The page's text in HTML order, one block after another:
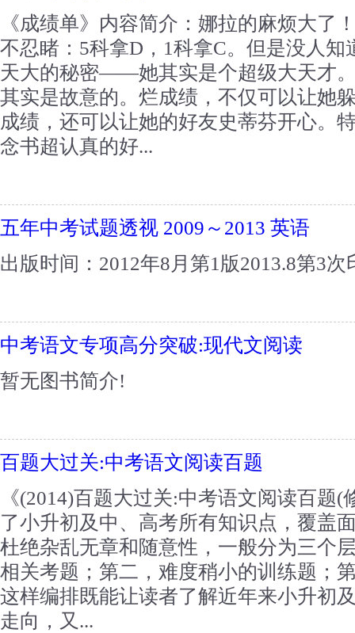
《成绩单》内容简介：娜拉的麻烦大了
不忍睹：5科拿D，1科拿C。但是没人
天大的秘密——她其实是个超级大天才
其实是故意的。烂成绩，不仅可以让她
成绩，还可以让她的好友史蒂芬开心。
念书超认真的好...
五年中考试题透视 2009～2013 英语
出版时间：2012年8月第1版2013.8第3次
中考语文专项高分突破:现代文阅读
暂无图书简介!
百题大过关:中考语文阅读百题
《(2014)百题大过关:中考语文阅读百题
了小升初及中、高考所有知识点，覆盖
杜绝杂乱无章和随意性，一般分为三个
相关考题；第二，难度稍小的训练题；
这样编排既能让读者了解近年来小升初
走向，又...